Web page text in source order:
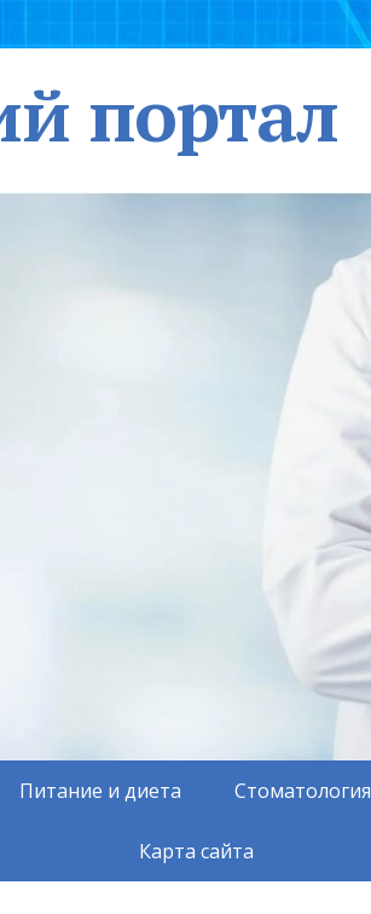
портал
Питание и диета Стоматология
Карта сайта